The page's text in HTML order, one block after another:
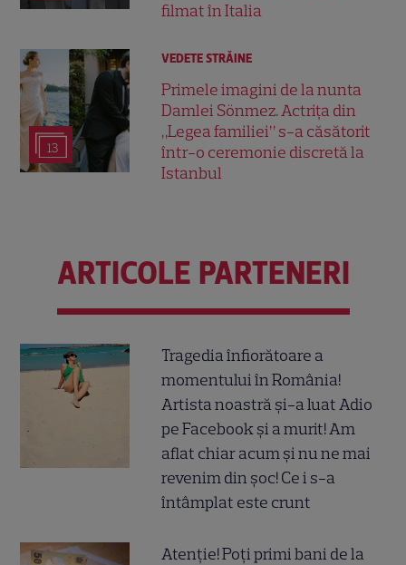
filmat în Italia
13
VEDETE STRĂINE
Primele imagini de la nunta
Damlei Sönmez. Actrița din
„Legea familiei” s-a căsătorit
într-o ceremonie discretă la
Istanbul
ARTICOLE PARTENERI
Tragedia înfiorătoare a
momentului în România!
Artista noastră și-a luat Adio
pe Facebook și a murit! Am
aflat chiar acum și nu ne mai
revenim din șoc! Ce i s-a
întâmplat este crunt
Atenție! Poți primi bani de la